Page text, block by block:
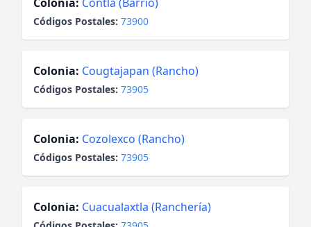
Códigos Postales: 73900
Colonia: Cougtajapan (Rancho)
Códigos Postales: 73905
Colonia: Cozolexco (Rancho)
Códigos Postales: 73905
Colonia: Cuacualaxtla (Ranchería)